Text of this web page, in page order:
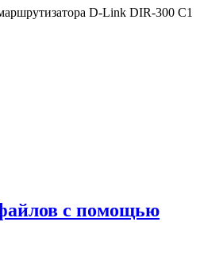
D-Link DIR-300 C1
с помощью